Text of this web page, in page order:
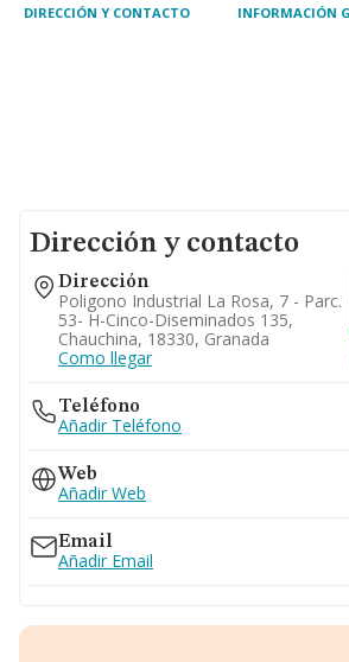
DIRECCIÓN Y CONTACTO INFORMACIÓN
Dirección y contacto
Dirección
Poligono Industrial La Rosa, 7 - Parc.
53- H-Cinco-Diseminados 135,
Chauchina, 18330, Granada
Como llegar
Teléfono
Añadir Teléfono
Web
Añadir Web
Email
Añadir Email